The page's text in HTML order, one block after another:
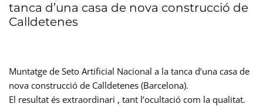
tanca d’una casa de nova construcció de
Calldetenes
Muntatge de Seto Artificial Nacional a la tanca d’una casa de
nova construcció de Calldetenes (Barcelona).
El resultat és extraordinari , tant l’ocultació com la qualitat.